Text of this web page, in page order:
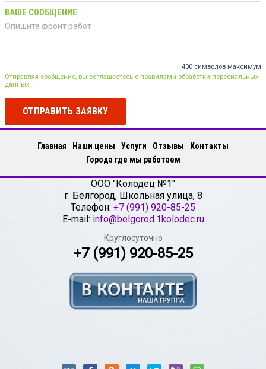
ВАШЕ СООБЩЕНИЕ
400 символов максимум
Отправляя сообщение, вы соглашаетесь с правилами обработки персональных
данных
ОТПРАВИТЬ ЗАЯВКУ
Главная Наши цены Услуги Отзывы
Контакты
Города где мы работаем
ООО "Колодец №1"
г. Белгород, Школьная улица, 8
Телефон: +7 (991) 920-85-25
E-mail: info@belgorod.1kolodec.ru
Круглосуточно
+7 (991) 920-85-25